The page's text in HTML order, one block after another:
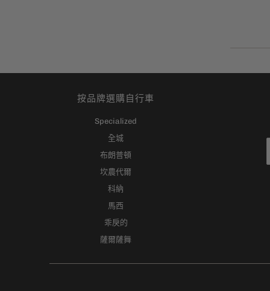
按品牌選購自行車
Specialized
全城
布朗普頓
坎農代爾
科納
馬西
乖戾的
薩爾薩舞